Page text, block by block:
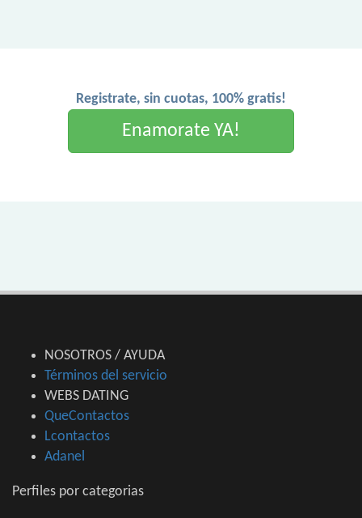
Registrate, sin cuotas, 100% gratis!
Enamorate YA!
NOSOTROS / AYUDA
Términos del servicio
WEBS DATING
QueContactos
Lcontactos
Adanel
Perfiles por categorias